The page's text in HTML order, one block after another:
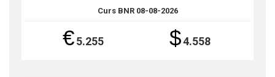
Curs BNR 08-08-2026
€5.255 $4.558